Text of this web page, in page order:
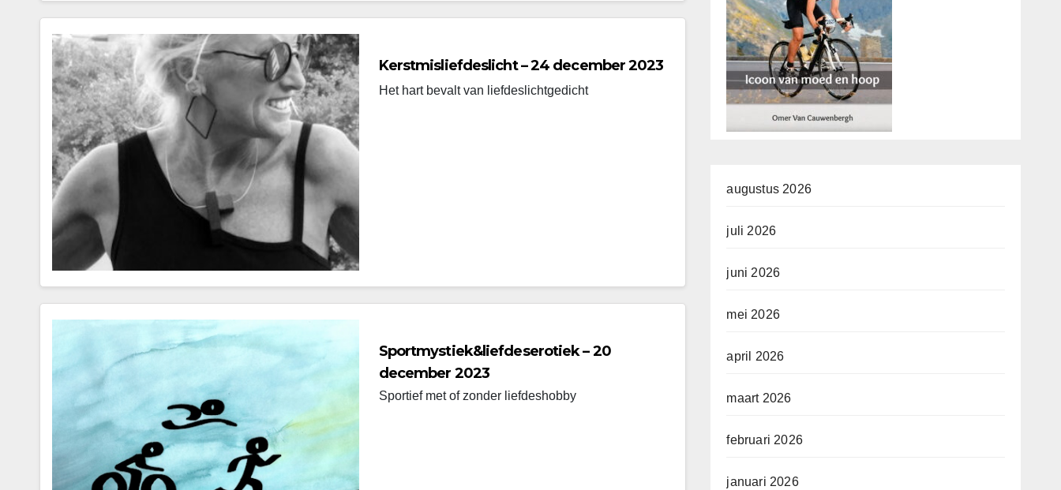
Kerstmisliefdeslicht – 24 december 2023
Het hart bevalt van liefdeslichtgedicht
Sportmystiek&liefdeserotiek – 20
december 2023
Sportief met of zonder liefdeshobby
augustus 2026
juli 2026
juni 2026
mei 2026
april 2026
maart 2026
februari 2026
januari 2026